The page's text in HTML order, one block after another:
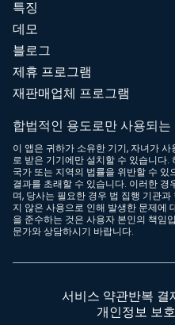
특징
데모
블로그
제휴 프로그램
재판매업체 프로그램
합법적인 용도로만 사용되는
이 앱은 귀하가 소유한 기기, 자녀가
로 받은 기기에만 설치할 수 있습니다
국가 또는 지역의 법률을 위반할 수
결과를 초래할 수 있습니다. 이러한 경
며, 당사는 필요한 경우 법 집행 기관
지 않은 사용으로 인해 발생한 문제에
을 준수하는 것은 사용자 본인의 책임
문가와 상담하시기 바랍니다.
서비스 약관반복 결
개인정보 보